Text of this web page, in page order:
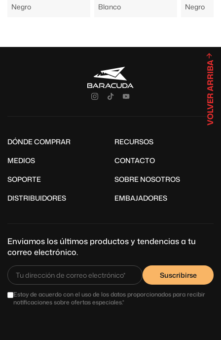
Negro Blanco Negro
DÓNDE COMPRAR
RECURSOS
MEDIOS
CONTACTO
SOPORTE
SOBRE NOSOTROS
DISTRIBUIDORES
EMBAJADORES
Enviamos los últimos productos y tendencias a tu
correo electrónico.
Suscribirse
Estoy de acuerdo con el uso de los datos proporcionados para recibir
notificaciones sobre ofertas especiales.*
VOLVER ARRIBA